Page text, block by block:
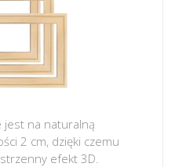
jest na naturalną
2 cm, dzięki czemu
efekt 3D.